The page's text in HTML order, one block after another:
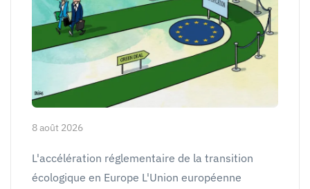
8 août 2026
L'accélération réglementaire de la transition
écologique en Europe L'Union européenne